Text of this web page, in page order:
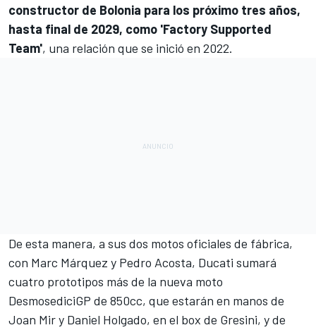
constructor de Bolonia para los próximo tres años,
hasta final de 2029, como 'Factory Supported
Team', una relación que se inició en 2022.
De esta manera, a sus dos motos oficiales de fábrica,
con Marc Márquez y Pedro Acosta, Ducati sumará
cuatro prototipos más de la nueva moto
DesmosediciGP de 850cc, que estarán en manos de
Joan Miry Daniel Holgado, en el box de Gresini, y de